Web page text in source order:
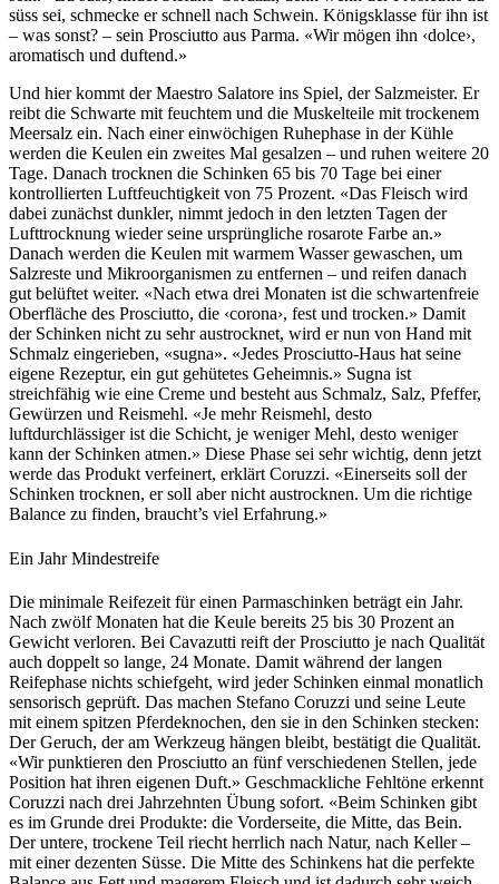
süss sei, schmecke er schnell nach Schwein. Königsklasse für ihn ist
– was sonst? – sein Prosciutto aus Parma. «Wir mögen ihn ‹dolce›,
aromatisch und duftend.»
Und hier kommt der Maestro Salatore ins Spiel, der Salzmeister. Er
reibt die Schwarte mit feuchtem und die Muskelteile mit trockenem
Meersalz ein. Nach einer einwöchigen Ruhephase in der Kühle
werden die Keulen ein zweites Mal gesalzen – und ruhen weitere 20
Tage. Danach trocknen die Schinken 65 bis 70 Tage bei einer
kontrollierten Luftfeuchtigkeit von 75 Prozent. «Das Fleisch wird
dabei zunächst dunkler, nimmt jedoch in den letzten Tagen der
Lufttrocknung wieder seine ursprüngliche rosarote Farbe an.»
Danach werden die Keulen mit warmem Wasser gewaschen, um
Salzreste und Mikroorganismen zu entfernen – und reifen danach
gut belüftet weiter. «Nach etwa drei Monaten ist die schwartenfreie
Oberfläche des Prosciutto, die ‹corona›, fest und trocken.» Damit
der Schinken nicht zu sehr austrocknet, wird er nun von Hand mit
Schmalz eingerieben, «sugna». «Jedes Prosciutto-Haus hat seine
eigene Rezeptur, ein gut gehütetes Geheimnis.» Sugna ist
streichfähig wie eine Creme und besteht aus Schmalz, Salz, Pfeffer,
Gewürzen und Reismehl. «Je mehr Reismehl, desto
luftdurchlässiger ist die Schicht, je weniger Mehl, desto weniger
kann der Schinken atmen.» Diese Phase sei sehr wichtig, denn jetzt
werde das Produkt verfeinert, erklärt Coruzzi. «Einerseits soll der
Schinken trocknen, er soll aber nicht austrocknen. Um die richtige
Balance zu finden, braucht’s viel Erfahrung.»
Ein Jahr Mindestreife
Die minimale Reifezeit für einen Parmaschinken beträgt ein Jahr.
Nach zwölf Monaten hat die Keule bereits 25 bis 30 Prozent an
Gewicht verloren. Bei Cavazutti reift der Prosciutto je nach Qualität
auch doppelt so lange, 24 Monate. Damit während der langen
Reifephase nichts schiefgeht, wird jeder Schinken einmal monatlich
sensorisch geprüft. Das machen Stefano Coruzzi und seine Leute
mit einem spitzen Pferdeknochen, den sie in den Schinken stecken:
Der Geruch, der am Werkzeug hängen bleibt, bestätigt die Qualität.
«Wir punktieren den Prosciutto an fünf verschiedenen Stellen, jede
Position hat ihren eigenen Duft.» Geschmackliche Fehltöne erkennt
Coruzzi nach drei Jahrzehnten Übung sofort. «Beim Schinken gibt
es im Grunde drei Produkte: die Vorderseite, die Mitte, das Bein.
Der untere, trockene Teil riecht herrlich nach Natur, nach Keller –
mit einer dezenten Süsse. Die Mitte des Schinkens hat die perfekte